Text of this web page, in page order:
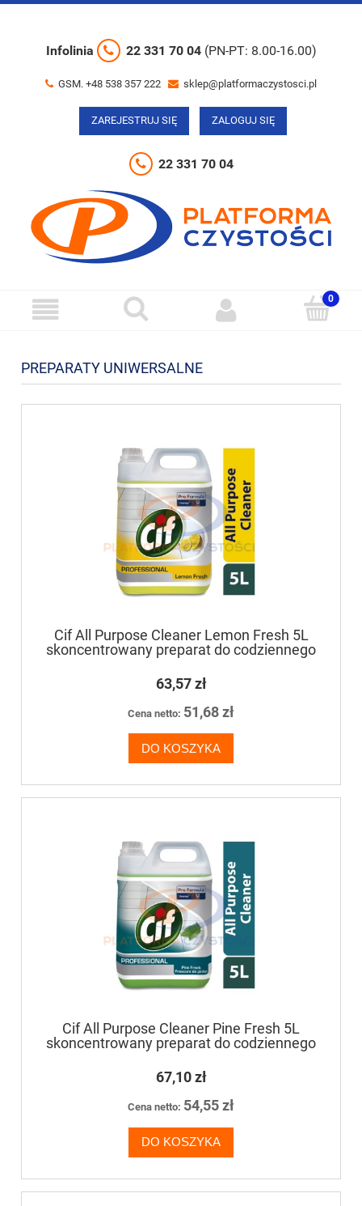
Infolinia 22 331 70 04 (PN-PT: 8.00-16.00)
GSM. +48 538 357 222 sklep@platformaczystosci.pl
ZAREJESTRUJ SIĘ ZALOGUJ SIĘ
22 331 70 04
PREPARATY UNIWERSALNE
Cif All Purpose Cleaner Lemon Fresh 5L
skoncentrowany preparat do codziennego
mycia wodoodpornych,
niezabezpieczonych powierzchni
63,57 zł
Cena netto: 51,68 zł
DO KOSZYKA
Cif All Purpose Cleaner Pine Fresh 5L
skoncentrowany preparat do codziennego
niezabezpieczonych powierzchni
67,10 zł
Cena netto: 54,55 zł
DO KOSZYKA